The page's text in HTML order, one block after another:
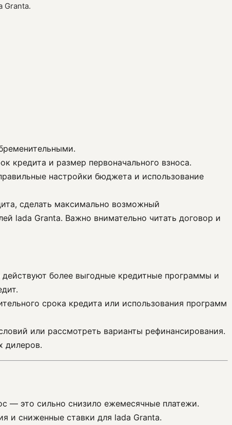
Granta.
кредита и размер первоначального взноса.
настройки бюджета и использование
сделать максимально возможный
lada Granta. Важно внимательно читать договор и
более выгодные кредитные программы и
срока кредита или использования программ
или рассмотреть варианты рефинансирования.
дилеров.
— это сильно снизило ежемесячные платежи.
и сниженные ставки для lada Granta.